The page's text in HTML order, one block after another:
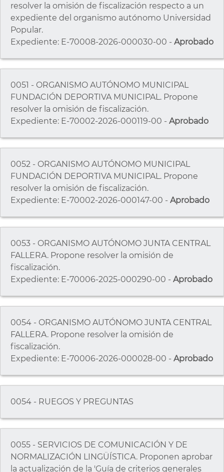
resolver la omisión de fiscalización respecto a un
expediente del organismo autónomo Universidad
Popular.
Expediente: E-70008-2026-000030-00 - Aprobado
0051 - ORGANISMO AUTÓNOMO MUNICIPAL
FUNDACIÓN DEPORTIVA MUNICIPAL. Propone
resolver la omisión de fiscalización.
Expediente: E-70002-2026-000119-00 - Aprobado
0052 - ORGANISMO AUTÓNOMO MUNICIPAL
FUNDACIÓN DEPORTIVA MUNICIPAL. Propone
resolver la omisión de fiscalización.
Expediente: E-70002-2026-000147-00 - Aprobado
0053 - ORGANISMO AUTÓNOMO JUNTA CENTRAL
FALLERA. Propone resolver la omisión de
fiscalización.
Expediente: E-70006-2025-000290-00 - Aprobado
0054 - ORGANISMO AUTÓNOMO JUNTA CENTRAL
FALLERA. Propone resolver la omisión de
fiscalización.
Expediente: E-70006-2026-000028-00 - Aprobado
0054 - RUEGOS Y PREGUNTAS
0055 - SERVICIOS DE COMUNICACIÓN Y DE
NORMALIZACIÓN LINGÜÍSTICA. Proponen aprobar
la actualización de la 'Guía de criterios generales